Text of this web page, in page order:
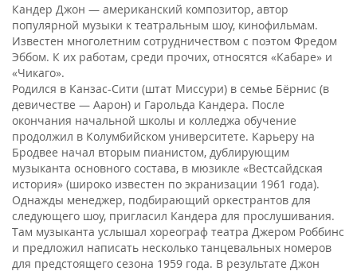
Кандер Джон — американский композитор, автор
популярной музыки к театральным шоу, кинофильмам.
Известен многолетним сотрудничеством с поэтом Фредом
Эббом. К их работам, среди прочих, относятся «Кабаре» и
«Чикаго».
Родился в Канзас-Сити (штат Миссури) в семье Бёрнис (в
девичестве — Аарон) и Гарольда Кандера. После
окончания начальной школы и колледжа обучение
продолжил в Колумбийском университете. Карьеру на
Бродвее начал вторым пианистом, дублирующим
музыканта основного состава, в мюзикле «Вестсайдская
история» (широко известен по экранизации 1961 года).
Однажды менеджер, подбирающий оркестрантов для
следующего шоу, пригласил Кандера для прослушивания.
Там музыканта услышал хореограф театра Джером Роббинс
и предложил написать несколько танцевальных номеров
для предстоящего сезона 1959 года. В результате Джон